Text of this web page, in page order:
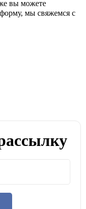
вы можете
мы свяжемся с